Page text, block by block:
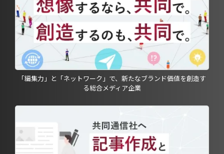
「編集力」と「ネットワーク」で、新たなブランド価値を創造す
る総合メディア企業